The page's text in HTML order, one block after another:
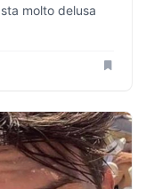
molto delusa